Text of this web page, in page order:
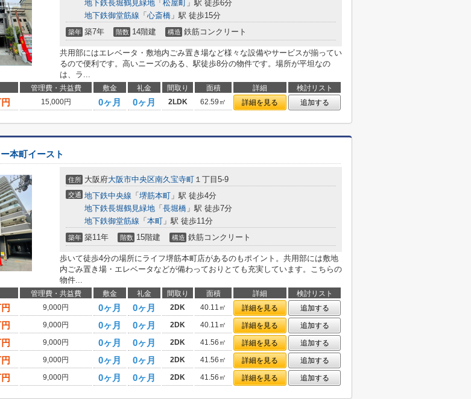
地下鉄長堀鶴見緑地 「 松屋町 」駅 徒歩6分
地下鉄御堂筋線 「 心斎橋 」駅 徒歩15分
築年 築7年 階数 14階建 構造 鉄筋コンクリート
共用部にはエレベータ・敷地内ごみ置き場など様々な設備やサービスが揃ってい
るので便利です。高いニーズのある、駅徒歩8分の物件です。場所が平坦なの
は、ラ...
管理費・共益費 敷金 礼金 間取り 面積 詳細
検討リスト
15,000円 0ヶ月 0ヶ月 2LDK 62.59㎡ 詳細を見る 追加する
本町イースト
住所 大阪府大阪市中央区南久宝寺町 １丁目5‐9
交通 地下鉄中央線 「 堺筋本町 」駅 徒歩4分
地下鉄長堀鶴見緑地 「 長堀橋 」駅 徒歩7分
地下鉄御堂筋線 「 本町 」駅 徒歩11分
築年 築11年 階数 15階建 構造 鉄筋コンクリート
歩いて徒歩4分の場所にライフ堺筋本町店があるのもポイント。共用部には敷地
内ごみ置き場・エレベータなどが備わっておりとても充実しています。こちらの
物件...
管理費・共益費 敷金 礼金 間取り 面積 詳細
検討リスト
9,000円 0ヶ月 0ヶ月 2DK 40.11㎡ 詳細を見る
追加する
9,000円 0ヶ月 0ヶ月 2DK 40.11㎡ 詳細を見る
追加する
9,000円 0ヶ月 0ヶ月 2DK 41.56㎡ 詳細を見る
追加する
9,000円 0ヶ月 0ヶ月 2DK 41.56㎡ 詳細を見る
追加する
9,000円 0ヶ月 0ヶ月 2DK 41.56㎡ 詳細を見る 追加する